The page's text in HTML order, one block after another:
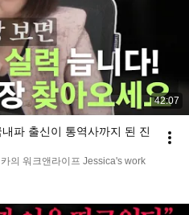
42:07
파 출신이 통역사까지 된 진
의 워크앤라이프 Jessica's work